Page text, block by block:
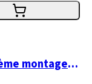
Pletscher Contre-plaque F15/3 2ème montage argent